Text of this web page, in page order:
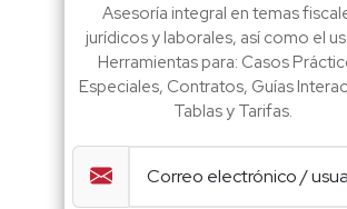
Asesoría integral en temas
jurídicos y laborales, así como el
Herramientas para: Casos
Especiales, Contratos, Guías
Tablas y Tarifas.